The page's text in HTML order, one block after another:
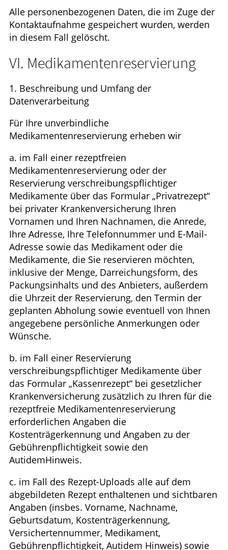
Alle personenbezogenen Daten, die im Zuge der
Kontaktaufnahme gespeichert wurden, werden
in diesem Fall gelöscht.
VI. Medikamentenreservierung
1. Beschreibung und Umfang der
Datenverarbeitung
Für Ihre unverbindliche
Medikamentenreservierung erheben wir
a. im Fall einer rezeptfreien
Medikamentenreservierung oder der
Reservierung verschreibungspflichtiger
Medikamente über das Formular „Privatrezept“
bei privater Krankenversicherung Ihren
Vornamen und Ihren Nachnamen, die Anrede,
Ihre Adresse, Ihre Telefonnummer und E-Mail-
Adresse sowie das Medikament oder die
Medikamente, die Sie reservieren möchten,
inklusive der Menge, Darreichungsform, des
Packungsinhalts und des Anbieters, außerdem
die Uhrzeit der Reservierung, den Termin der
geplanten Abholung sowie eventuell von Ihnen
angegebene persönliche Anmerkungen oder
Wünsche.
b. im Fall einer Reservierung
verschreibungspflichtiger Medikamente über
das Formular „Kassenrezept“ bei gesetzlicher
Krankenversicherung zusätzlich zu Ihren für die
rezeptfreie Medikamentenreservierung
erforderlichen Angaben die
Kostenträgerkennung und Angaben zu der
Gebührenpflichtigkeit sowie den
AutidemHinweis.
c. im Fall des Rezept-Uploads alle auf dem
abgebildeten Rezept enthaltenen und sichtbaren
Angaben (insbes. Vorname, Nachname,
Geburtsdatum, Kostenträgerkennung,
Versichertennummer, Medikament,
Gebührenpflichtigkeit, Autidem Hinweis) sowie